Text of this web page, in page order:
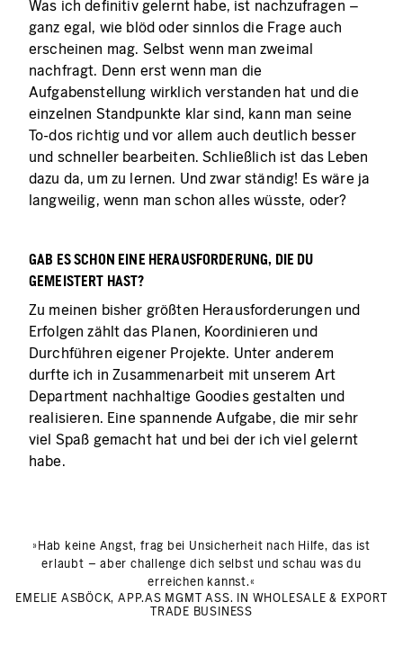
Was ich definitiv gelernt habe, ist nachzufragen –
ganz egal, wie blöd oder sinnlos die Frage auch
erscheinen mag. Selbst wenn man zweimal
nachfragt. Denn erst wenn man die
Aufgabenstellung wirklich verstanden hat und die
einzelnen Standpunkte klar sind, kann man seine
To-dos richtig und vor allem auch deutlich besser
und schneller bearbeiten. Schließlich ist das Leben
dazu da, um zu lernen. Und zwar ständig! Es wäre ja
langweilig, wenn man schon alles wüsste, oder?
GAB ES SCHON EINE HERAUSFORDERUNG, DIE DU
GEMEISTERT HAST?
Zu meinen bisher größten Herausforderungen und
Erfolgen zählt das Planen, Koordinieren und
Durchführen eigener Projekte. Unter anderem
durfte ich in Zusammenarbeit mit unserem Art
Department nachhaltige Goodies gestalten und
realisieren. Eine spannende Aufgabe, die mir sehr
viel Spaß gemacht hat und bei der ich viel gelernt
habe.
»Hab keine Angst, frag bei Unsicherheit nach Hilfe, das ist
erlaubt – aber challenge dich selbst und schau was du
erreichen kannst.«
EMELIE ASBÖCK, APP.AS MGMT ASS. IN WHOLESALE & EXPORT
TRADE BUSINESS